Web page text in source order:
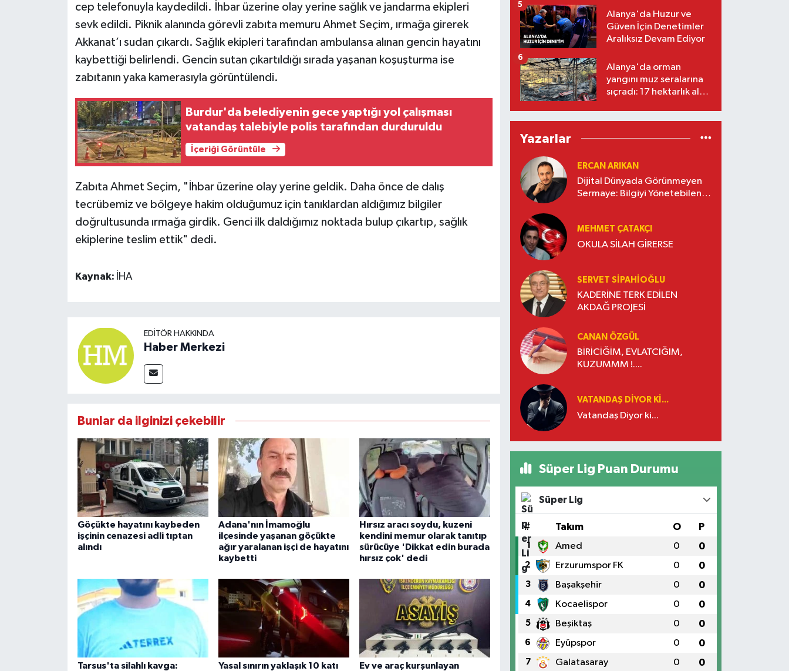
cep telefonuyla kaydedildi. İhbar üzerine olay yerine sağlık ve jandarma ekipleri
sevk edildi. Piknik alanında görevli zabıta memuru Ahmet Seçim, ırmağa girerek
Akkanat’ı sudan çıkardı. Sağlık ekipleri tarafından ambulansa alınan gencin hayatını
kaybettiği belirlendi. Gencin sutan çıkartıldığı sırada yaşanan koşuşturma ise
zabıtanın yaka kamerasıyla görüntülendi.
Burdur'da belediyenin gece yaptığı yol çalışması
vatandaş talebiyle polis tarafından durduruldu
İçeriği Görüntüle
Zabıta Ahmet Seçim, "İhbar üzerine olay yerine geldik. Daha önce de dalış
tecrübemiz ve bölgeye hakim olduğumuz için tanıklardan aldığımız bilgiler
doğrultusunda ırmağa girdik. Genci ilk daldığımız noktada bulup çıkartıp, sağlık
ekiplerine teslim ettik" dedi.
Kaynak: İHA
EDITÖR HAKKINDA
Haber Merkezi
Bunlar da ilginizi çekebilir
Göçükte hayatını kaybeden
işçinin cenazesi adli tıptan
alındı
Adana'nın İmamoğlu
ilçesinde yaşanan göçükte
ağır yaralanan işçi de hayatını
kaybetti
Hırsız aracı soydu, kuzeni
kendini memur olarak tanıtıp
sürücüye 'Dikkat edin burada
hırsız çok' dedi
Tarsus'ta silahlı kavga:
Yasal sınırın yaklaşık 10 katı
Ev ve araç kurşunlayan
Alanya'da Huzur ve
Güven İçin Denetimler
Aralıksız Devam Ediyor
5
Alanya'da orman
yangını muz seralarına
sıçradı: 17 hektarlık alan
6
Yazarlar
ERCAN ARIKAN
Dijital Dünyada Görünmeyen
Sermaye: Bilgiyi Yönetebilen
MEHMET ÇATAKÇI
OKULA SİLAH GİRERSE
SERVET SİPAHİOĞLU
KADERİNE TERK EDİLEN
AKDAĞ PROJESİ
CANAN ÖZGÜL
BİRİCİĞİM, EVLATCIĞIM,
KUZUMMM !....
VATANDAŞ DIYOR KI...
Vatandaş Diyor ki...
Süper Lig Puan Durumu
Süper Lig
# Takım O P
1 Amed 0 0
2 Erzurumspor FK 0 0
3 Başakşehir 0 0
4 Kocaelispor 0 0
5 Beşiktaş 0 0
6 Eyüpspor 0 0
7 Galatasaray 0 0